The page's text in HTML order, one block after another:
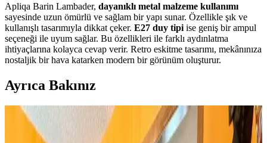
Apliqa Barin Lambader, dayanıklı metal malzeme kullanımı
sayesinde uzun ömürlü ve sağlam bir yapı sunar. Özellikle şık ve
kullanışlı tasarımıyla dikkat çeker. E27 duy tipi ise geniş bir ampul
seçeneği ile uyum sağlar. Bu özellikleri ile farklı aydınlatma
ihtiyaçlarına kolayca cevap verir. Retro eskitme tasarımı, mekânınıza
nostaljik bir hava katarken modern bir görünüm oluşturur.
Ayrıca Bakınız
Huzur Party Store 5 Metre Yeşil Çam Dalı ve Işıklı
Çam Dalı Karşılaştırması